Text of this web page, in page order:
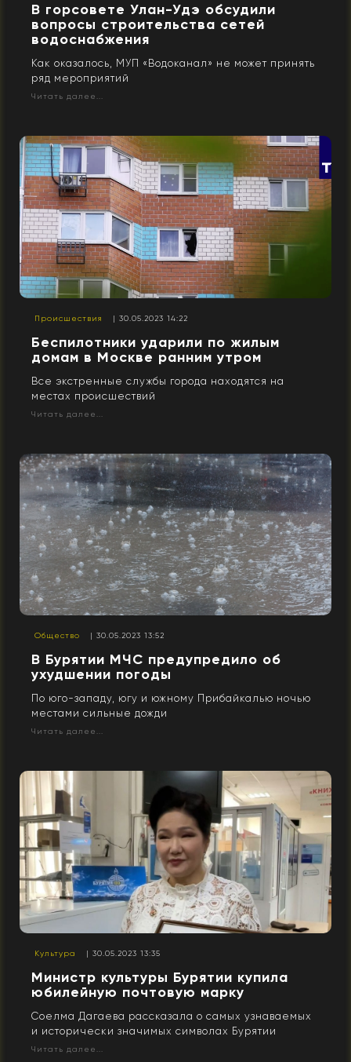
В горсовете Улан-Удэ обсудили
вопросы строительства сетей
водоснабжения
Как оказалось, МУП «Водоканал» не может принять
ряд мероприятий
Читать далее...
Происшествия | 30.05.2023 14:22
Беспилотники ударили по жилым
домам в Москве ранним утром
Все экстренные службы города находятся на
местах происшествий
Читать далее...
Общество | 30.05.2023 13:52
В Бурятии МЧС предупредило об
ухудшении погоды
По юго-западу, югу и южному Прибайкалью ночью
местами сильные дожди
Читать далее...
Культура | 30.05.2023 13:35
Министр культуры Бурятии купила
юбилейную почтовую марку
Соелма Дагаева рассказала о самых узнаваемых
и исторически значимых символах Бурятии
Читать далее...